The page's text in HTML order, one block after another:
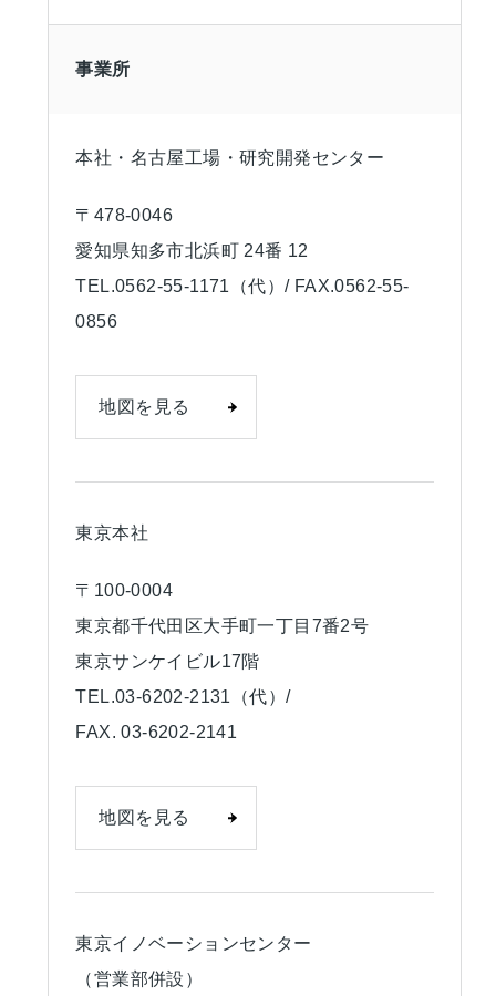
事業所
本社・ 名古屋工場・研究開発センター
〒478-0046
愛知県知多市北浜町 24番 12
TEL.0562-55-1171（代）/ FAX.0562-55-
0856
地図を見る
東京本社
〒100-0004
東京都千代田区大手町一丁目7番2号
東京サンケイビル17階
TEL.03-6202-2131（代）/
FAX. 03-6202-2141
地図を見る
東京イノベーションセンター
（営業部併設）